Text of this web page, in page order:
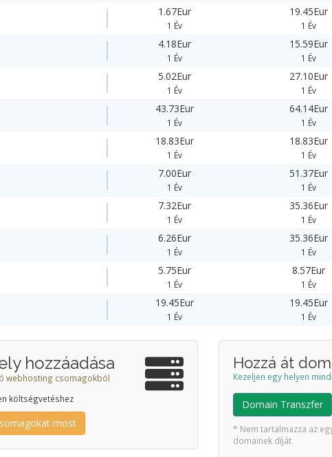
1.67Eur
1 Év
19.45Eur
1 Év
4.18Eur
1 Év
15.59Eur
1 Év
5.02Eur
1 Év
27.10Eur
1 Év
43.73Eur
1 Év
64.14Eur
1 Év
18.83Eur
1 Év
18.83Eur
1 Év
7.00Eur
1 Év
51.37Eur
1 Év
7.32Eur
1 Év
35.36Eur
1 Év
6.26Eur
1 Év
35.36Eur
1 Év
5.75Eur
1 Év
8.57Eur
1 Év
19.45Eur
1 Év
19.45Eur
1 Év
hozzáadása
webhosting csomagokból
költségvetéshez
most
Hozzá át
Kezeljen egy helyen
Domain Transzfer
* Nem tartalmazza az
domainek díját